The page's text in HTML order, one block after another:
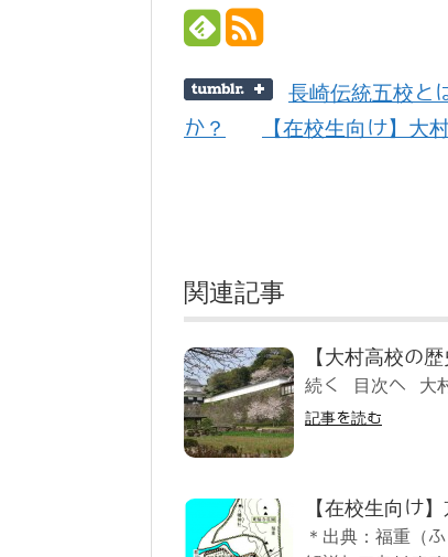
長崎伝統五校と
か？
【在校生向け】大
関連記事
【大村高校の
続く 目次へ 大
記事を読む
【在校生向け
＊出典：福重（